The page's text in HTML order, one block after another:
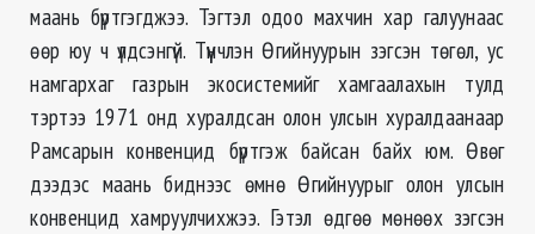
маань бүртгэгджээ. Тэгтэл одоо махчин хар галуунаас
өөр юу ч үлдсэнгүй. Түүнчлэн Өгийнуурын зэгсэн төгөл, ус
намгархаг газрын экосистемийг хамгаалахын тулд
тэртээ 1971 онд хуралдсан олон улсын хуралдаанаар
Рамсарын конвенцид бүртгэж байсан байх юм. Өвөг
дээдэс маань биднээс өмнө Өгийнуурыг олон улсын
конвенцид хамруулчихжээ. Гэтэл өдгөө мөнөөх зэгсэн